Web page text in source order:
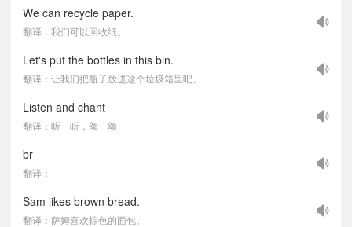
We can recycle paper.
翻译：我们可以回收纸。
Let's put the bottles in this bin.
翻译：让我们把瓶子放进这个垃圾箱里吧。
Listen and chant
翻译：听一听，颂一颂
br-
翻译：
Sam likes brown bread.
翻译：萨姆喜欢棕色的面包。